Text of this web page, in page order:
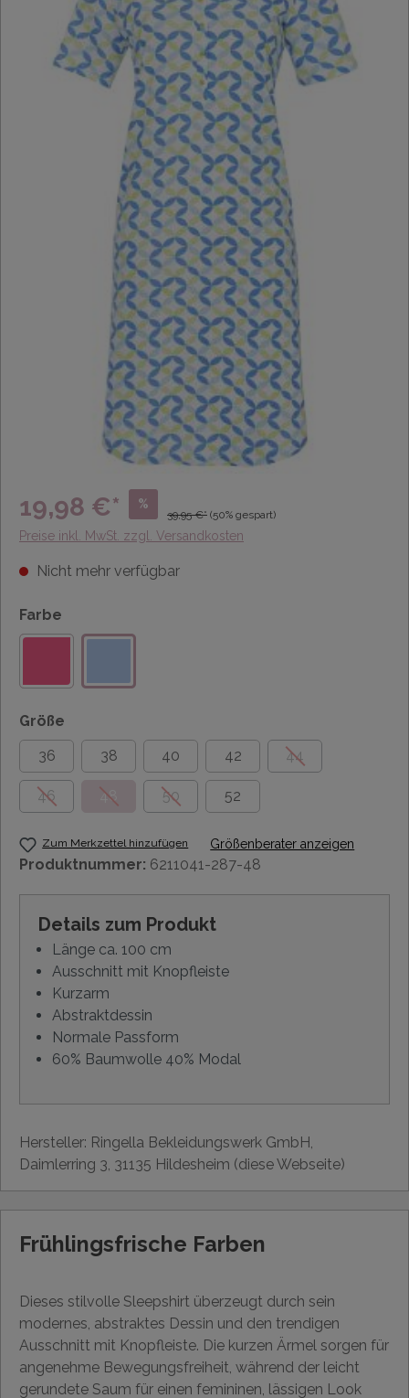
19,98 €* %
39,95 €* (50% gespart)
Preise inkl. MwSt. zzgl. Versandkosten
Nicht mehr verfügbar
Farbe
Größe
36
38 40 42 44
46 48 50 52
Zum Merkzettel hinzufügen Größenberater anzeigen
Produktnummer: 6211041-287-48
Details zum Produkt
Länge ca. 100 cm
Ausschnitt mit Knopfleiste
Kurzarm
Abstraktdessin
Normale Passform
60% Baumwolle 40% Modal
Hersteller: Ringella Bekleidungswerk GmbH,
Daimlerring 3, 31135 Hildesheim (diese Webseite)
Frühlingsfrische Farben
Dieses stilvolle Sleepshirt überzeugt durch sein
modernes, abstraktes Dessin und den trendigen
Ausschnitt mit Knopfleiste. Die kurzen Ärmel sorgen für
angenehme Bewegungsfreiheit, während der leicht
gerundete Saum für einen femininen, lässigen Look